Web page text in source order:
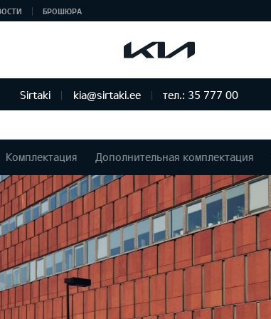
БРОШЮРА
Sirtaki kia@sirtaki.ee тел.: 35 777 00
Комплектация Дополнительная комплектация